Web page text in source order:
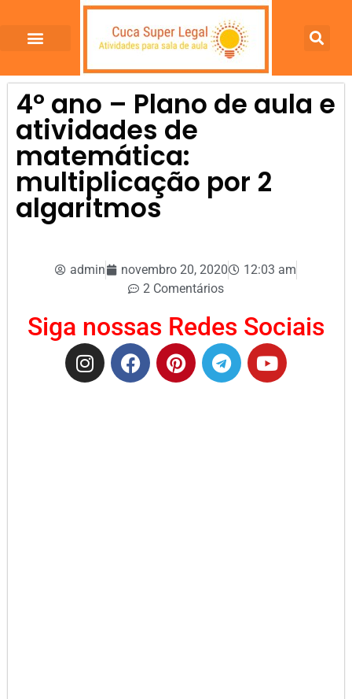
4º ano – Plano de aula e
atividades de
matemática:
multiplicação por 2
algaritmos
admin novembro 20, 2020
12:03 am
2 Comentários
Siga nossas Redes Sociais